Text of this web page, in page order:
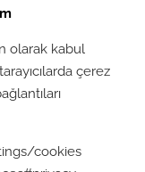
olarak kabul
çerez
cookies